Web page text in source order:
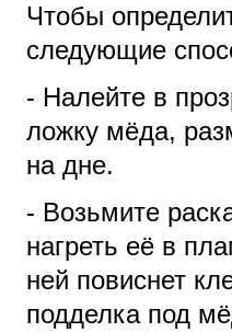
Чтобы
следующие
- Налейте в
ложку мёда,
на дне.
- Возьмите
нагреть её в
ней повиснет
подделка под